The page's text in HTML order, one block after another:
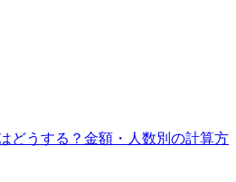
どうする？金額・人数別の計算方